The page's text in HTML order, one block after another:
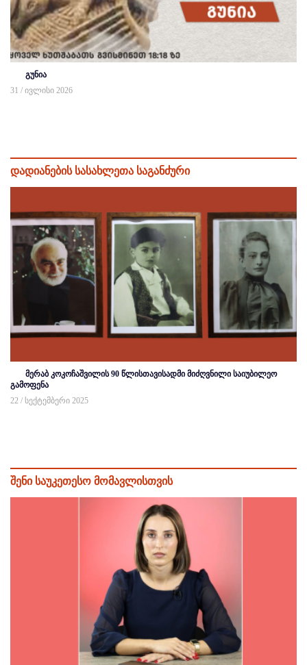
გუნია
31 / ივლისი 2026
დადიანების სასახლეთა საგანძური
მერაბ კოკოჩაშვილის 90 წლისთავისადმი მიძღვნილი საიუბილეო
გამოფენა
22 / სექტემბერი 2025
შენი საუკეთესო მომავლისთვის